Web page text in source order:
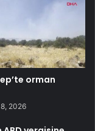
orman
2026